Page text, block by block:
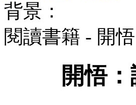
背景：
閱讀書籍 - 開
開悟